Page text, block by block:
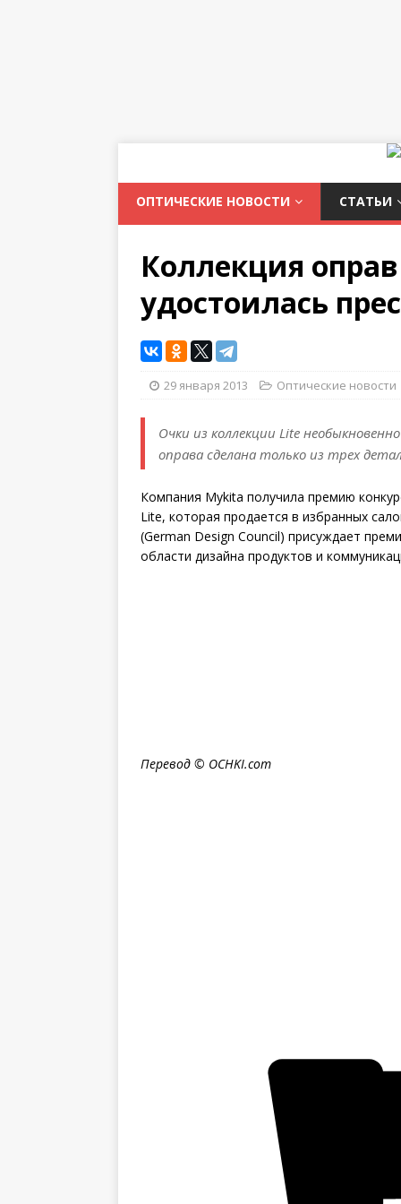
ОПТИЧЕСКИЕ НОВОСТИ СТАТЬИ
Коллекция
удостоилась
29 января 2013 Оптические новости
Очки из коллекции Lite
оправа сделана только из трех
Компания Mykita получила премию
Lite, которая продается в избранных
(German Design Council) присуждает
области дизайна продуктов и
Перевод © OCHKI.com